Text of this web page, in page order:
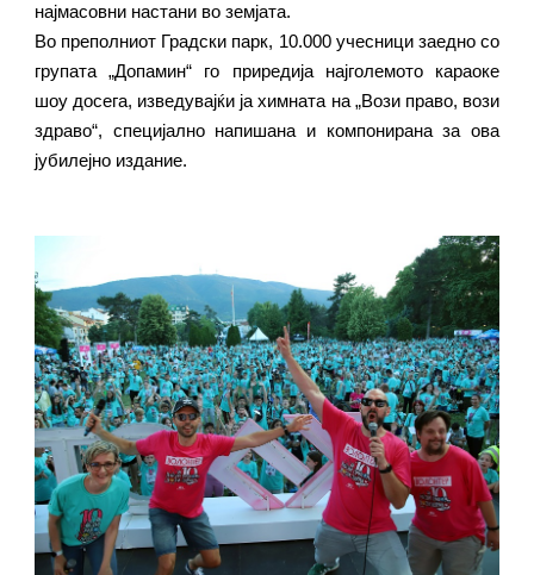
најмасовни настани во земјата.
Во преполниот Градски парк, 10.000 учесници заедно со
групата „Допамин“ го приредија најголемото караоке
шоу досега, изведувајќи ја химната на „Вози право, вози
здраво“, специјално напишана и компонирана за ова
јубилејно издание.